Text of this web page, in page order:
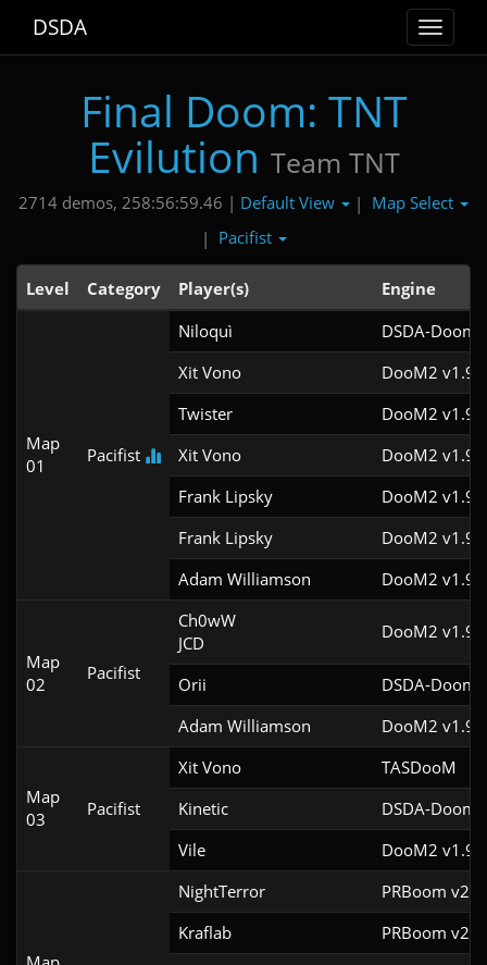
Toggle
DSDA
Final Doom: TNT
Evilution Team TNT
2714 demos, 258:56:59.46 | Default View | Map Select
| Pacifist
Level Category Player(s) Engine
Map
01
Pacifist
Niloquì
DSDA-Doom
Xit Vono
DooM2 v1.9
Twister
DooM2 v1.9f
Xit Vono
DooM2 v1.9f
Frank Lipsky
DooM2 v1.9f
Frank Lipsky
DooM2 v1.9f
Adam Williamson
DooM2 v1.9
Map
02
Pacifist
Ch0wW
JCD
DooM2 v1.9f
Orii
DSDA-Doom
Adam Williamson
DooM2 v1.9
Map
03
Pacifist
Xit Vono
TASDooM
Kinetic
DSDA-Doom
Vile
DooM2 v1.9f
NightTerror
PRBoom
Kraflab
PRBoom